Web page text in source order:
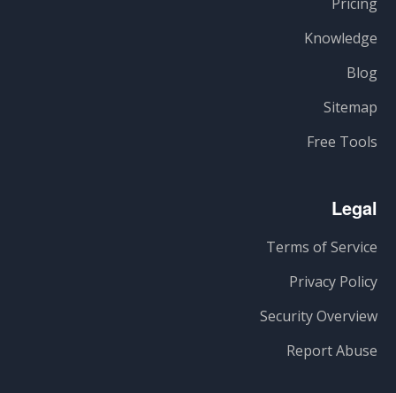
Knowledge
Blog
Sitemap
Free Tools
Legal
Terms of Service
Privacy Policy
Security Overview
Report Abuse